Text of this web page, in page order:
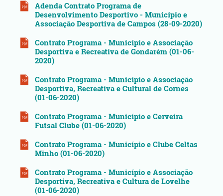
Adenda Contrato Programa de
Desenvolvimento Desportivo - Município e
Associação Desportiva de Campos (28-09-2020)
Contrato Programa - Município e Associação
Desportiva e Recreativa de Gondarém (01-06-
2020)
Contrato Programa - Município e Associação
Desportiva, Recreativa e Cultural de Cornes
(01-06-2020)
Contrato Programa - Município e Cerveira
Futsal Clube (01-06-2020)
Contrato Programa - Município e Clube Celtas
Minho (01-06-2020)
Contrato Programa - Município e Associação
Desportiva, Recreativa e Cultura de Lovelhe
(01-06-2020)